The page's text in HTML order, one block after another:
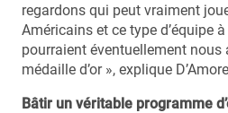
regardons qui peut vraiment
Américains et ce type d’équipe
pourraient éventuellement nous
médaille d’or », explique
Bâtir un véritable programme